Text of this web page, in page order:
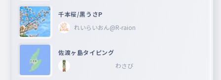
千本桜/黒うさP
れいらいおん@R-raion
佐渡ヶ島タイピング
わさび